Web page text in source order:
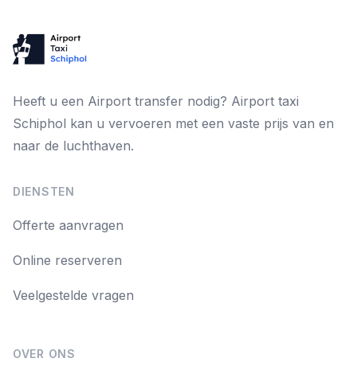
Heeft u een Airport transfer nodig? Airport taxi
Schiphol kan u vervoeren met een vaste prijs van en
naar de luchthaven.
DIENSTEN
Offerte aanvragen
Online reserveren
Veelgestelde vragen
OVER ONS